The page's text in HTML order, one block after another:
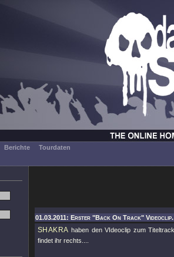
Berichte Tourdaten
01.03.2011: Erster "Back On Track"
SHAKRA haben den VIdeoclip zum
findet ihr rechts....